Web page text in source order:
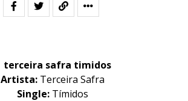
Artista: Terceira Safra
Single: Tímidos